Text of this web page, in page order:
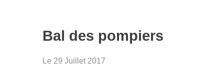
Bal des pompiers
Le 29 Juillet 2017